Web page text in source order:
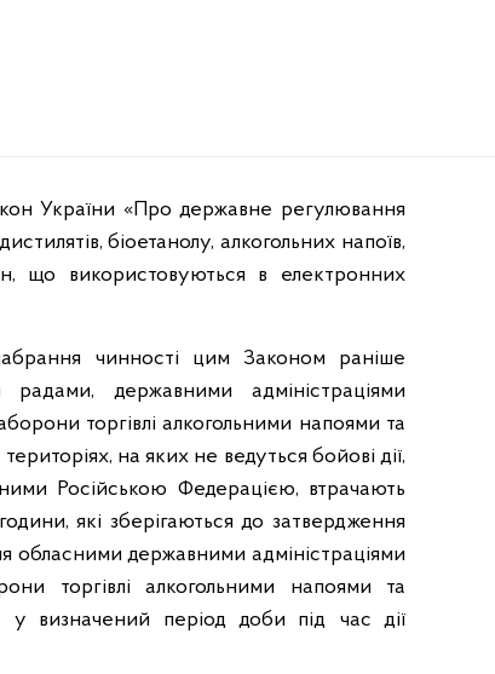
України «Про державне регулювання
біоетанолу, алкогольних напоїв,
що використовуються в електронних
чинності цим Законом раніше
радами, державними адміністраціями
торгівлі алкогольними напоями та
на яких не ведуться бойові дії,
Російською Федерацією, втрачають
які зберігаються до затвердження
обласними державними адміністраціями
торгівлі алкогольними напоями та
у визначений період доби під час дії